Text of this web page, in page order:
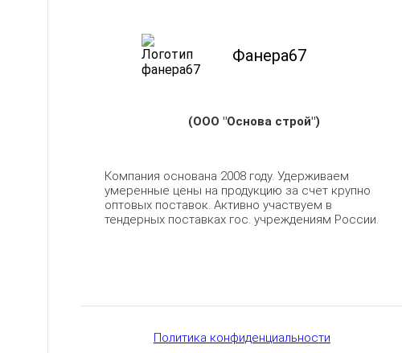
Фанера67
(ООО "Основа строй")
Компания основана 2008 году. Удерживаем
умеренные цены на продукцию за счет крупно
оптовых поставок. Активно участвуем в
тендерных поставках гос. учреждениям России.
Политика конфиденциальности